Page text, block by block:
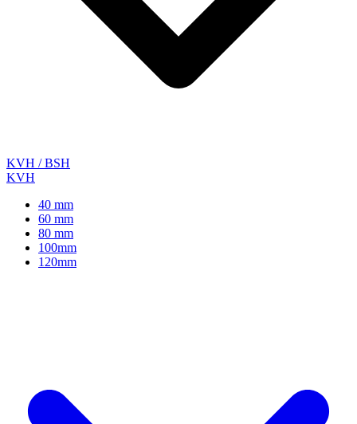
KVH / BSH
KVH
40 mm
60 mm
80 mm
100mm
120mm